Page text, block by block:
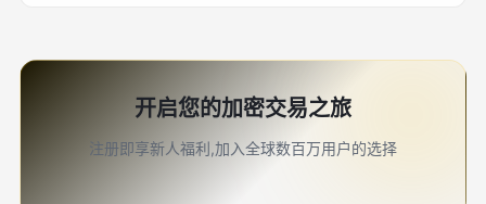
开启您的加密交易之旅
注册即享新人福利,加入全球数百万用户的选择